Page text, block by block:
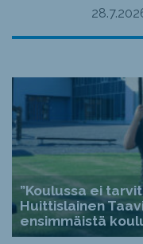
”Koulussa ei
Huittislainen
ensimmäistä